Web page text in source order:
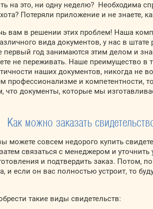
на это, ни одну неделю? Необходима
Потеряли приложение и не знаете,
в решении этих проблем! Наша
вида документов, у нас в
год занимаются этим делом и
не переживать. Наше преимущество
наших документов, никогда не
профессионализме и компетентности,
что документы, которые мы
Как можно заказать
можете совсем недорого купить
связаться с менеджером и
и подтвердить заказ. Потом,
и если он вас полностью устроит, то
такие виды свидетельств: